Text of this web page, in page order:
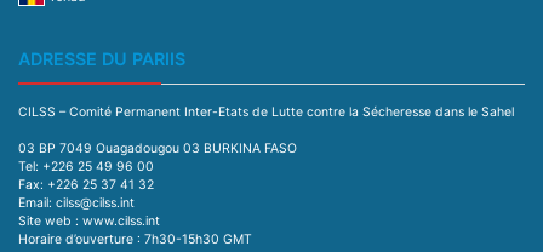
ADRESSE DU PARIIS
CILSS – Comité Permanent Inter-Etats de Lutte contre la Sécheresse dans le Sahel
03 BP 7049 Ouagadougou 03 BURKINA FASO
Tel: +226 25 49 96 00
Fax: +226 25 37 41 32
Email: cilss@cilss.int
Site web : www.cilss.int
Horaire d’ouverture : 7h30-15h30 GMT